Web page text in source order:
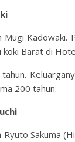
Mugi
Barat di
200 tahun.
Ryuto Sakuma